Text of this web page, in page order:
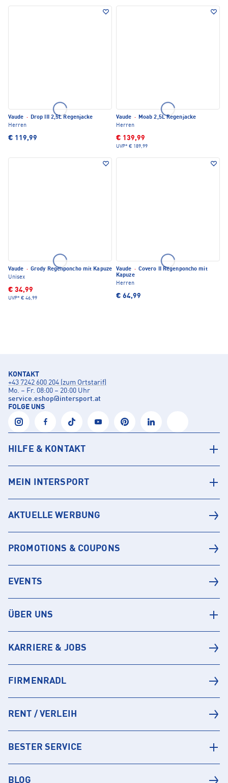
Vaude · Drop III 2,5L Regenjacke
Herren
€ 119,99
Vaude · Moab 2,5L Regenjacke
Herren
€ 139,99
UVP* € 189,99
Vaude · Grody Regenponcho mit Kapuze
Unisex
€ 34,99
UVP* € 46,99
Vaude · Covero II Regenponcho mit
Kapuze
Herren
€ 64,99
KONTAKT
+43 7242 600 204 (zum Ortstarif)
Mo. – Fr. 08:00 – 20:00 Uhr
service.eshop@intersport.at
FOLGE UNS
HILFE & KONTAKT
MEIN INTERSPORT
AKTUELLE WERBUNG
PROMOTIONS & COUPONS
EVENTS
ÜBER UNS
KARRIERE & JOBS
FIRMENRADL
RENT / VERLEIH
BESTER SERVICE
BLOG